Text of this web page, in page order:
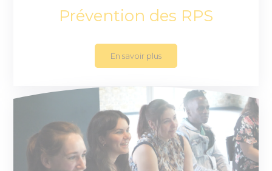
Prévention des RPS
En savoir plus